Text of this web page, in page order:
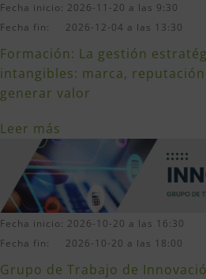
Fecha inicio: 2026-11-20 a las 9:30
Fecha fin: 2026-12-04 a las 13:30
Formación: La gestión
intangibles: marca,
generar valor
Leer más
Fecha inicio: 2026-10-20 a las 16:30
Fecha fin: 2026-10-20 a las 18:00
Grupo de Trabajo de